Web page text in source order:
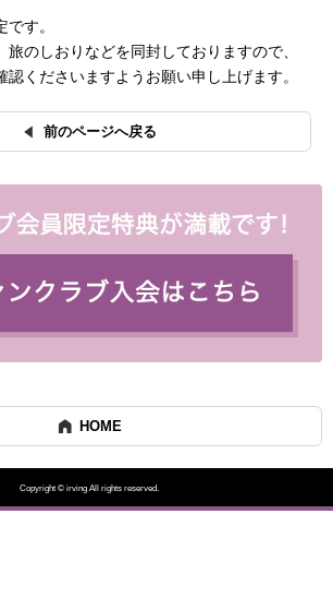
す。
のしおりなどを同封しておりますので、
くださいますようお願い申し上げます。
前のページへ戻る
HOME
Copyright © irving All rights reserved.